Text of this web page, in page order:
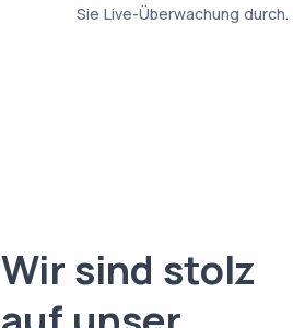
Sie Live-Überwachung durch.
Wir sind stolz